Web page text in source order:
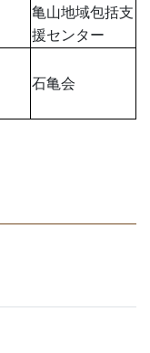
亀山地域包括支
援センター
石亀会